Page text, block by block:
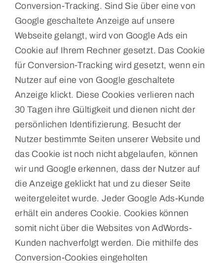
Conversion-Tracking. Sind Sie über eine von
Google geschaltete Anzeige auf unsere
Webseite gelangt, wird von Google Ads ein
Cookie auf Ihrem Rechner gesetzt. Das Cookie
für Conversion-Tracking wird gesetzt, wenn ein
Nutzer auf eine von Google geschaltete
Anzeige klickt. Diese Cookies verlieren nach
30 Tagen ihre Gültigkeit und dienen nicht der
persönlichen Identifizierung. Besucht der
Nutzer bestimmte Seiten unserer Website und
das Cookie ist noch nicht abgelaufen, können
wir und Google erkennen, dass der Nutzer auf
die Anzeige geklickt hat und zu dieser Seite
weitergeleitet wurde. Jeder Google Ads-Kunde
erhält ein anderes Cookie. Cookies können
somit nicht über die Websites von AdWords-
Kunden nachverfolgt werden. Die mithilfe des
Conversion-Cookies eingeholten